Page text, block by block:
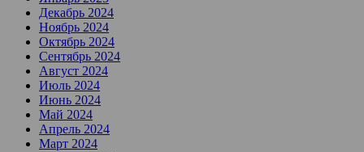
Декабрь 2024
Ноябрь 2024
Октябрь 2024
Сентябрь 2024
Август 2024
Июль 2024
Июнь 2024
Май 2024
Апрель 2024
Март 2024